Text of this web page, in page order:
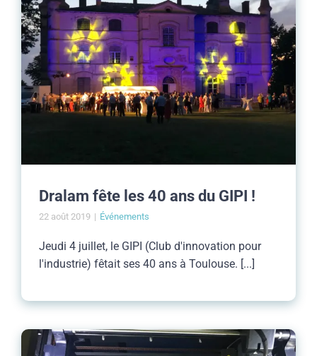
Dralam fête les 40 ans du GIPI !
22 août 2019 | Événements
Jeudi 4 juillet, le GIPI (Club d'innovation pour
l'industrie) fêtait ses 40 ans à Toulouse. [...]